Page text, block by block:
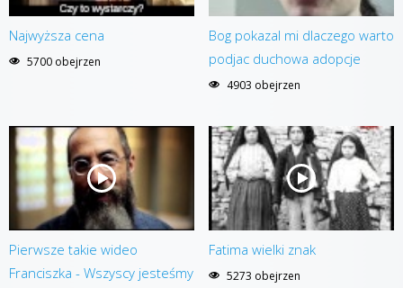
Najwyższa cena
5700 obejrzen
Bog pokazal mi dlaczego warto
podjac duchowa adopcje
4903 obejrzen
Pierwsze takie wideo
Franciszka - Wszyscy jesteśmy
Fatima wielki znak
5273 obejrzen